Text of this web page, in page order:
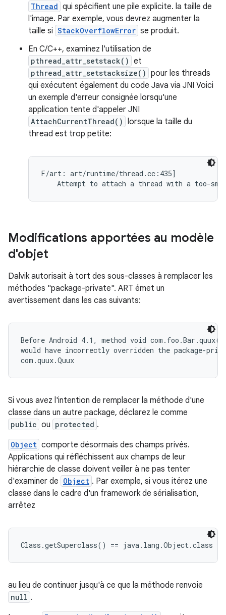
Thread qui spécifient une pile explicite. la taille de
l'image. Par exemple, vous devrez augmenter la
taille si StackOverflowError se produit.
En C/C++, examinez l'utilisation de
pthread_attr_setstack() et
pthread_attr_setstacksize() pour les threads
qui exécutent également du code Java via JNI Voici
un exemple d'erreur consignée lorsqu'une
application tente d'appeler JNI
AttachCurrentThread() lorsque la taille du
thread est trop petite:
F/art: art/runtime/thread.cc:435]
Attempt to attach a thread with a too-
Modifications apportées au modèle
d'objet
Dalvik autorisait à tort des sous-classes à remplacer les
méthodes "package-private". ART émet un
avertissement dans les cas suivants:
Before Android 4.1, method void com.foo.Bar.quux()
would have incorrectly overridden the package-
Si vous avez l'intention de remplacer la méthode d'une
classe dans un autre package, déclarez le comme
public ou protected .
Object comporte désormais des champs privés.
Applications qui réfléchissent aux champs de leur
hiérarchie de classe doivent veiller à ne pas tenter
d'examiner de Object . Par exemple, si vous itérez une
classe dans le cadre d'un framework de sérialisation,
arrêtez
Class.getSuperclass() == java.lang.Object.class
au lieu de continuer jusqu'à ce que la méthode renvoie
null .